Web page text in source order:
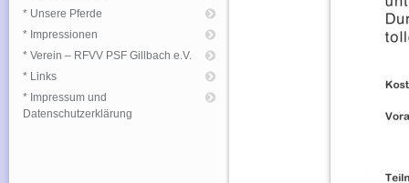
* Unsere Pferde
* Impressionen
* Verein – RFVV PSF Gillbach e.V.
* Links
* Impressum und
Datenschutzerklärung